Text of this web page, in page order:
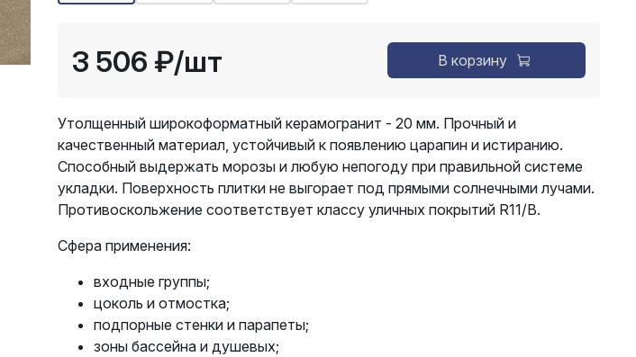
3 506 ₽/шт В корзину
Утолщенный широкоформатный керамогранит - 20 мм. Прочный и
качественный материал, устойчивый к появлению царапин и истиранию.
Способный выдержать морозы и любую непогоду при правильной системе
укладки. Поверхность плитки не выгорает под прямыми солнечными лучами.
Противоскольжение соответствует классу уличных покрытий R11/B.
Сфера применения:
входные группы;
цоколь и отмостка;
подпорные стенки и парапеты;
зоны бассейна и душевых;